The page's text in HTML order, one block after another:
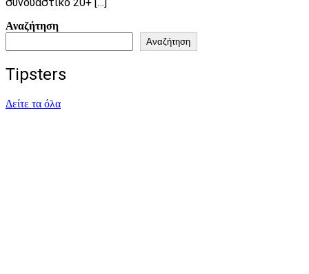
Αναζήτηση
Αναζήτηση
Tipsters
Δείτε τα όλα